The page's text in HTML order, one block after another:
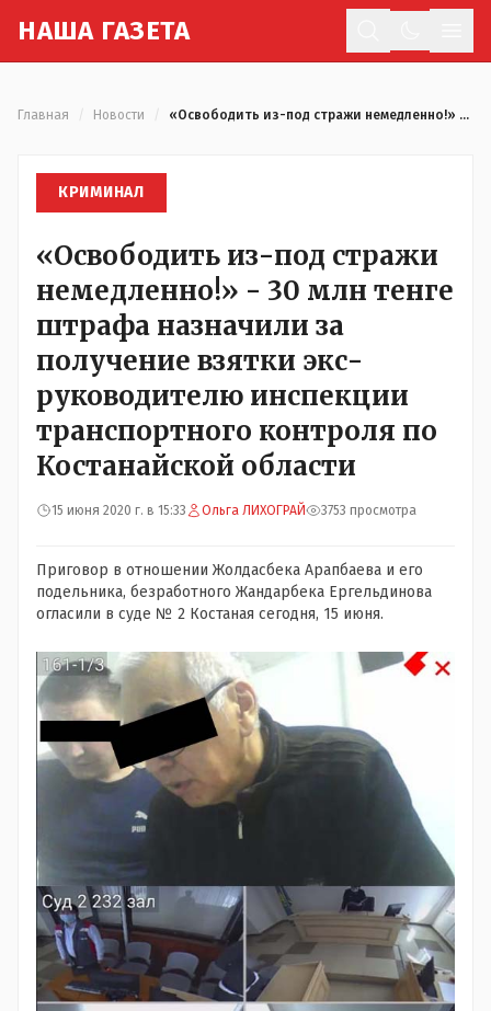
НАША ГАЗЕТА
Главная Новости «Освободить из-под стражи немедленно!» - 30 млн тенге штрафа назначили за получение взятки экс-руководителю инспекции транспортного контроля по Костанайской области
КРИМИНАЛ
«Освободить из-под стражи
немедленно!» - 30 млн тенге
штрафа назначили за
получение взятки экс-
руководителю инспекции
транспортного контроля по
Костанайской области
15 июня 2020 г. в 15:33 Ольга ЛИХОГРАЙ 3753 просмотра
Приговор в отношении Жолдасбека Арапбаева и его
подельника, безработного Жандарбека Ергельдинова
огласили в суде № 2 Костаная сегодня, 15 июня.